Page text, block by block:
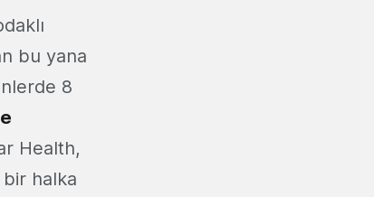
bu yana
8
Health,
bir halka